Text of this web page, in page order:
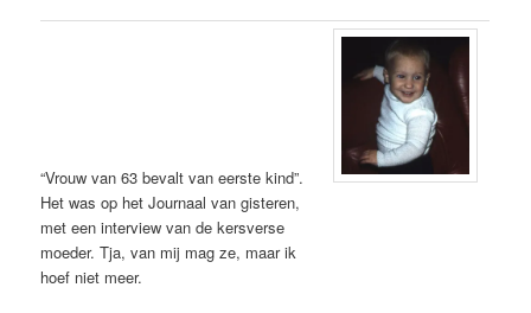
“Vrouw van 63 bevalt van eerste kind”.
Het was op het Journaal van gisteren,
met een interview van de kersverse
moeder. Tja, van mij mag ze, maar ik
hoef niet meer.